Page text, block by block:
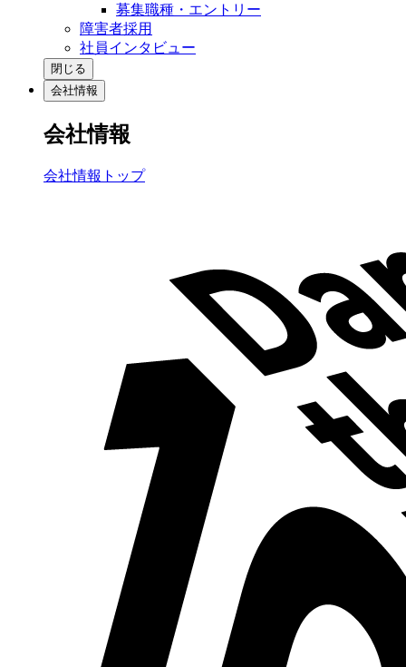
募集職種・エントリー
障害者採用
社員インタビュー
閉じる
会社情報
会社情報
会社情報トップ